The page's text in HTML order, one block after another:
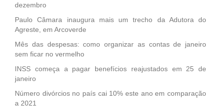
dezembro
Paulo Câmara inaugura mais um trecho da Adutora do
Agreste, em Arcoverde
Mês das despesas: como organizar as contas de janeiro
sem ficar no vermelho
INSS começa a pagar benefícios reajustados em 25 de
janeiro
Número divórcios no país cai 10% este ano em comparação
a 2021